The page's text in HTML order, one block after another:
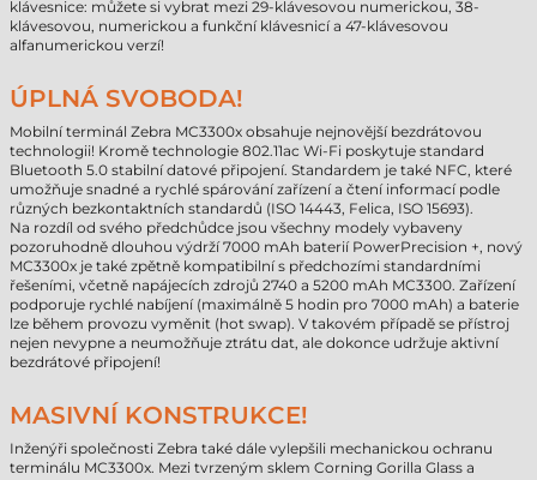
klávesnice: můžete si vybrat mezi 29-klávesovou numerickou, 38-
klávesovou, numerickou a funkční klávesnicí a 47-klávesovou
alfanumerickou verzí!
ÚPLNÁ SVOBODA!
Mobilní terminál Zebra MC3300x obsahuje nejnovější bezdrátovou
technologii! Kromě technologie 802.11ac Wi-Fi poskytuje standard
Bluetooth 5.0 stabilní datové připojení. Standardem je také NFC, které
umožňuje snadné a rychlé spárování zařízení a čtení informací podle
různých bezkontaktních standardů (ISO 14443, Felica, ISO 15693).
Na rozdíl od svého předchůdce jsou všechny modely vybaveny
pozoruhodně dlouhou výdrží 7000 mAh baterií PowerPrecision +, nový
MC3300x je také zpětně kompatibilní s předchozími standardními
řešeními, včetně napájecích zdrojů 2740 a 5200 mAh MC3300. Zařízení
podporuje rychlé nabíjení (maximálně 5 hodin pro 7000 mAh) a baterie
lze během provozu vyměnit (hot swap). V takovém případě se přístroj
nejen nevypne a neumožňuje ztrátu dat, ale dokonce udržuje aktivní
bezdrátové připojení!
MASIVNÍ KONSTRUKCE!
Inženýři společnosti Zebra také dále vylepšili mechanickou ochranu
terminálu MC3300x. Mezi tvrzeným sklem Corning Gorilla Glass a